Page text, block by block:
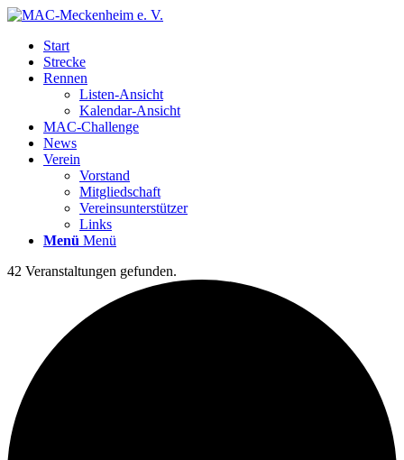
Start
Strecke
Rennen
Listen-Ansicht
Kalendar-Ansicht
MAC-Challenge
News
Verein
Vorstand
Mitgliedschaft
Vereinsunterstützer
Links
Menü Menü
42 Veranstaltungen gefunden.